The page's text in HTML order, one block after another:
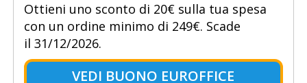
Ottieni uno sconto di 20€ sulla tua spesa
con un ordine minimo di 249€. Scade
il 31/12/2026.
VEDI BUONO EUROFFICE